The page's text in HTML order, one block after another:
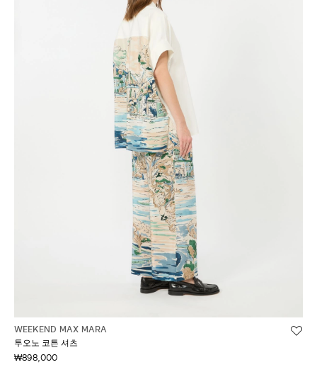
WEEKEND MAX MARA
투오노 코튼 셔츠
₩898,000